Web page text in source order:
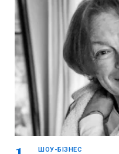
ШОУ-БІЗНЕС